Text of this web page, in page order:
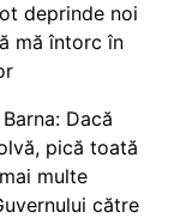
deprinde noi
mă întorc în
Dacă
pică toată
multe
către